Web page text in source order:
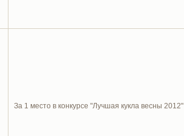
За 1 место в конкурсе "Лучшая кукла весны 2012"